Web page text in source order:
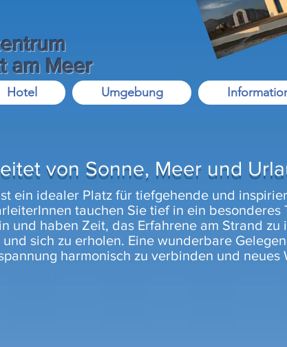
am Meer
Hotel Umgebung
ein idealer Platz für tiefgehende und
tauchen Sie tief in ein besonderes
und haben Zeit, das Erfahrene am Strand zu
sich zu erholen. Eine wunderbare
harmonisch zu verbinden und neues
von Sonne, Meer und